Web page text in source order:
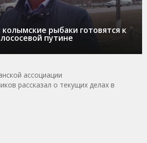
рыбаки готовятся к
путине
ассоциации
рассказал о текущих делах в